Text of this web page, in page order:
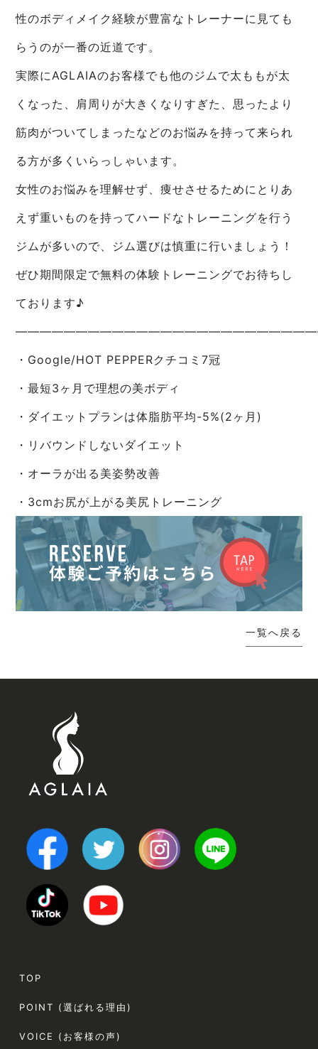
性のボディメイク経験が豊富なトレーナーに見ても
らうのが一番の近道です。
実際にAGLAIAのお客様でも他のジムで太ももが太
くなった、肩周りが大きくなりすぎた、思ったより
筋肉がついてしまったなどのお悩みを持って来られ
る方が多くいらっしゃいます。
女性のお悩みを理解せず、痩せさせるためにとりあ
えず重いものを持ってハードなトレーニングを行う
ジムが多いので、ジム選びは慎重に行いましょう！
ぜひ期間限定で無料の体験トレーニングでお待ちし
ております♪
・Google/HOT PEPPERクチコミ7冠
・最短3ヶ月で理想の美ボディ
・ダイエットプランは体脂肪平均-5%(2ヶ月)
・リバウンドしないダイエット
・オーラが出る美姿勢改善
・3cmお尻が上がる美尻トレーニング
一覧へ戻る
TOP
POINT (選ばれる理由)
VOICE (お客様の声)